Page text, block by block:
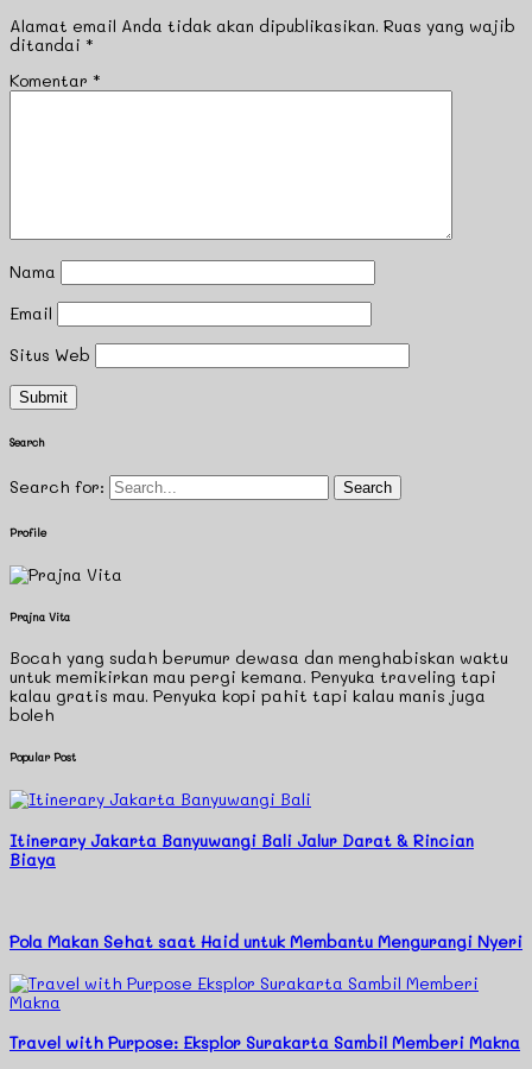
Alamat email Anda tidak akan dipublikasikan. Ruas yang wajib
ditandai *
Komentar *
Nama
Email
Situs Web
Search
Search for:
Profile
Prajna Vita
Bocah yang sudah berumur dewasa dan menghabiskan waktu
untuk memikirkan mau pergi kemana. Penyuka traveling tapi
kalau gratis mau. Penyuka kopi pahit tapi kalau manis juga
boleh
Popular Post
Itinerary Jakarta Banyuwangi Bali Jalur Darat & Rincian
Biaya
Pola Makan Sehat saat Haid untuk Membantu Mengurangi Nyeri
Travel with Purpose: Eksplor Surakarta Sambil Memberi Makna